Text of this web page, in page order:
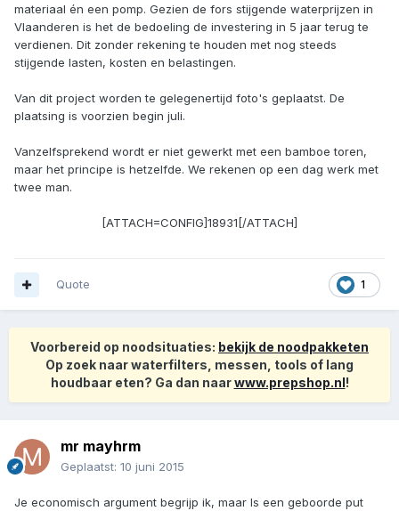
materiaal én een pomp. Gezien de fors stijgende waterprijzen in
Vlaanderen is het de bedoeling de investering in 5 jaar terug te
verdienen. Dit zonder rekening te houden met nog steeds
stijgende lasten, kosten en belastingen.
Van dit project worden te gelegenertijd foto's geplaatst. De
plaatsing is voorzien begin juli.
Vanzelfsprekend wordt er niet gewerkt met een bamboe toren,
maar het principe is hetzelfde. We rekenen op een dag werk met
twee man.
[ATTACH=CONFIG]18931[/ATTACH]
1
Quote
Voorbereid op noodsituaties: bekijk de noodpakketen
Op zoek naar waterfilters, messen, tools of lang
houdbaar eten? Ga dan naarwww.prepshop.nl!
mr mayhrm
Geplaatst: 10 juni 2015
Je economisch argument begrijp ik, maar Is een geboorde put